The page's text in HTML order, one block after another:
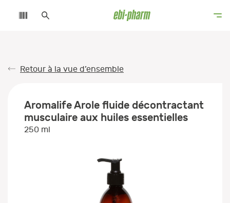
Retour à la vue d’ensemble
Aromalife Arole fluide décontractant
musculaire aux huiles essentielles
250 ml